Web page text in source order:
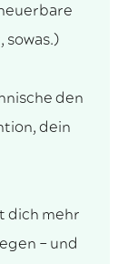
den
dein
dich mehr
– und